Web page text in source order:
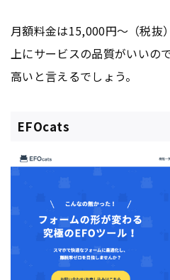
月額料金は15,000円〜（税抜
上にサービスの品質がいいの
高いと言えるでしょう。
EFOcats